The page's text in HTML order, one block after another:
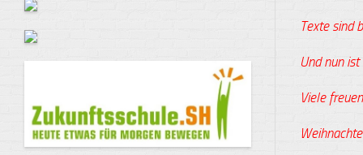
Texte sind
Und nun
Viele